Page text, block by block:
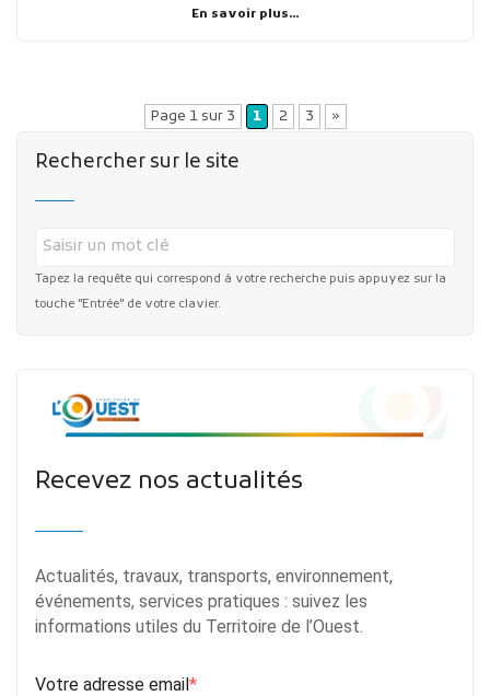
En savoir plus...
Page 1 sur 3 1 2 3 »
Rechercher sur le site
Tapez la requête qui correspond à votre recherche puis appuyez sur la
touche "Entrée" de votre clavier.
Recevez nos actualités
Actualités, travaux, transports, environnement,
événements, services pratiques : suivez les
informations utiles du Territoire de l’Ouest.
Votre adresse email